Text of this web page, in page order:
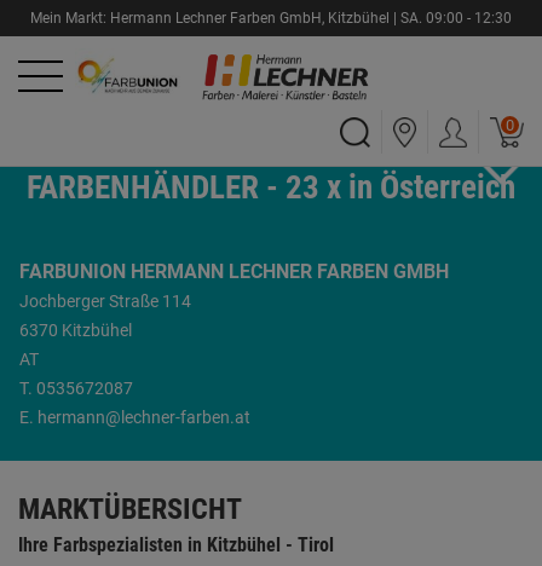
Mein Markt: Hermann Lechner Farben GmbH, Kitzbühel | SA. 09:00 - 12:30
0
FARBUNION - STARKE
FARBENHÄNDLER - 23 x in Österreich
FARBUNION HERMANN LECHNER FARBEN GMBH
Jochberger Straße 114
6370 Kitzbühel
AT
T. 0535672087
E. hermann@lechner-farben.at
MARKTÜBERSICHT
Ihre Farbspezialisten in Kitzbühel - Tirol